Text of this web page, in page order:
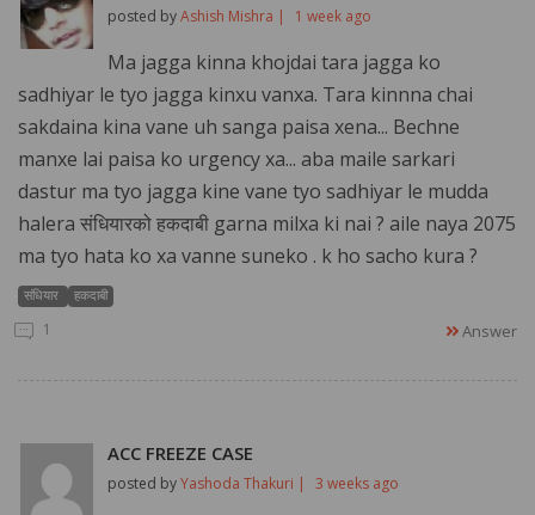
posted byAshish Mishra | 1 week ago
Ma jagga kinna khojdai tara jagga ko
sadhiyar le tyo jagga kinxu vanxa. Tara kinnna chai
sakdaina kina vane uh sanga paisa xena... Bechne
manxe lai paisa ko urgency xa... aba maile sarkari
dastur ma tyo jagga kine vane tyo sadhiyar le mudda
halera संधियारको हकदाबी garna milxa ki nai ? aile naya 2075
ma tyo hata ko xa vanne suneko . k ho sacho kura ?
संधियार हकदाबी
1 Answer
ACC FREEZE CASE
posted byYashoda Thakuri | 3 weeks ago